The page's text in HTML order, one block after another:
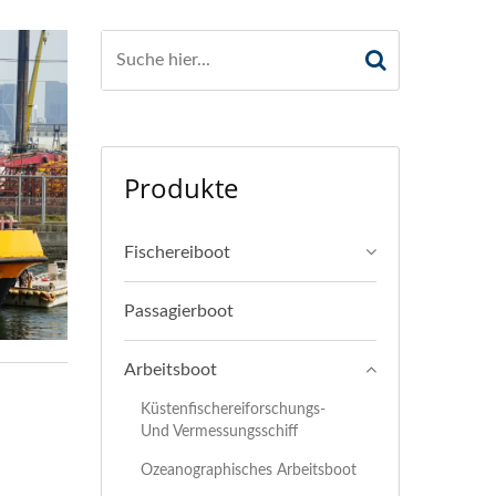
Produkte
Fischereiboot
Passagierboot
Arbeitsboot
Küstenfischereiforschungs-
Und Vermessungsschiff
Ozeanographisches Arbeitsboot